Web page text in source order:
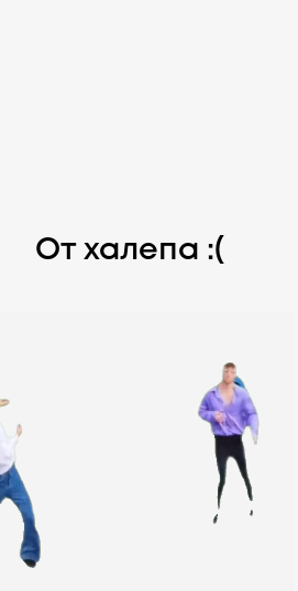
От халепа :(